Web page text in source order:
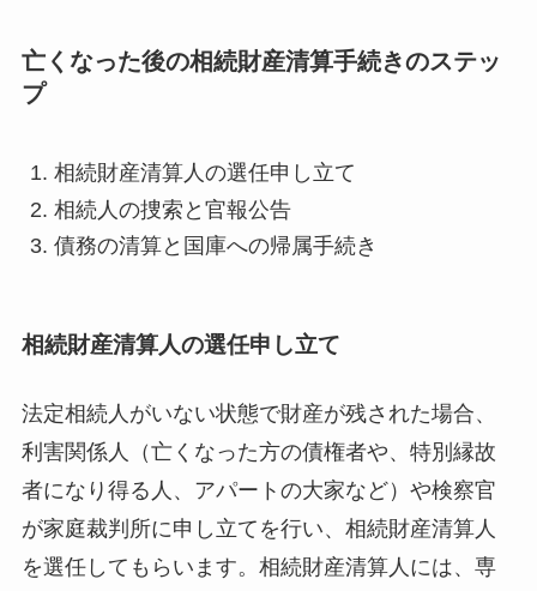
亡くなった後の相続財産清算手続きのステッ
プ
相続財産清算人の選任申し立て
相続人の捜索と官報公告
債務の清算と国庫への帰属手続き
相続財産清算人の選任申し立て
法定相続人がいない状態で財産が残された場合、
利害関係人（亡くなった方の債権者や、特別縁故
者になり得る人、アパートの大家など）や検察官
が家庭裁判所に申し立てを行い、相続財産清算人
を選任してもらいます。相続財産清算人には、専